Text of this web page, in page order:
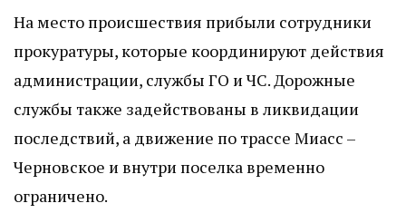
На место происшествия прибыли сотрудники
прокуратуры, которые координируют действия
администрации, службы ГО и ЧС. Дорожные
службы также задействованы в ликвидации
последствий, а движение по трассе Миасс –
Черновское и внутри поселка временно
ограничено.